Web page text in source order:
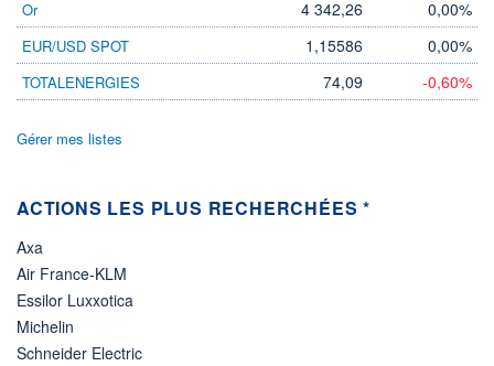
DIVIDENDE
-
PROCHAIN
DIVIDENDE
-
ÉLIGIBILITÉ
Non éligible
+ PORTEFEUILLE
Or 4 342,26 0,00%
EUR/USD SPOT 1,15586 0,00%
TOTALENERGIES 74,09 -0,60%
Gérer mes listes
ACTIONS LES PLUS RECHERCHÉES *
Axa
Air France-KLM
Essilor Luxxotica
Michelin
Schneider Electric